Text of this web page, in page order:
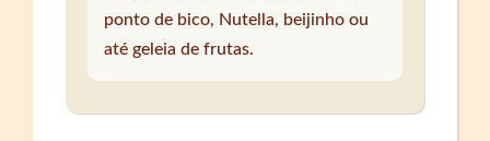
ponto de bico, Nutella, beijinho ou
até geleia de frutas.